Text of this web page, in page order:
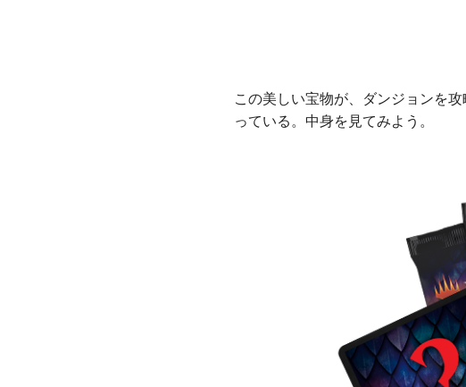
この美しい宝物が、ダンジョンを
っている。中身を見てみよう。